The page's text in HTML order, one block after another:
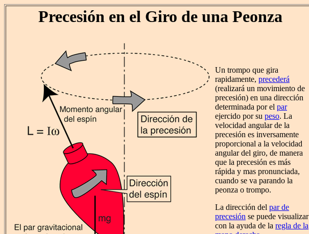
Precesión en el Giro de una Peonza
Un trompo que gira
rapidamente, precederá
(realizará un movimiento de
precesión) en una dirección
determinada por el par
ejercido por su peso. La
velocidad angular de la
precesión es inversamente
proporcional a la velocidad
angular del giro, de manera
que la precesión es más
rápida y mas pronunciada,
cuando se va parando la
peonza o trompo.
La dirección del par de
precesión se puede visualizar
con la ayuda de la regla de la